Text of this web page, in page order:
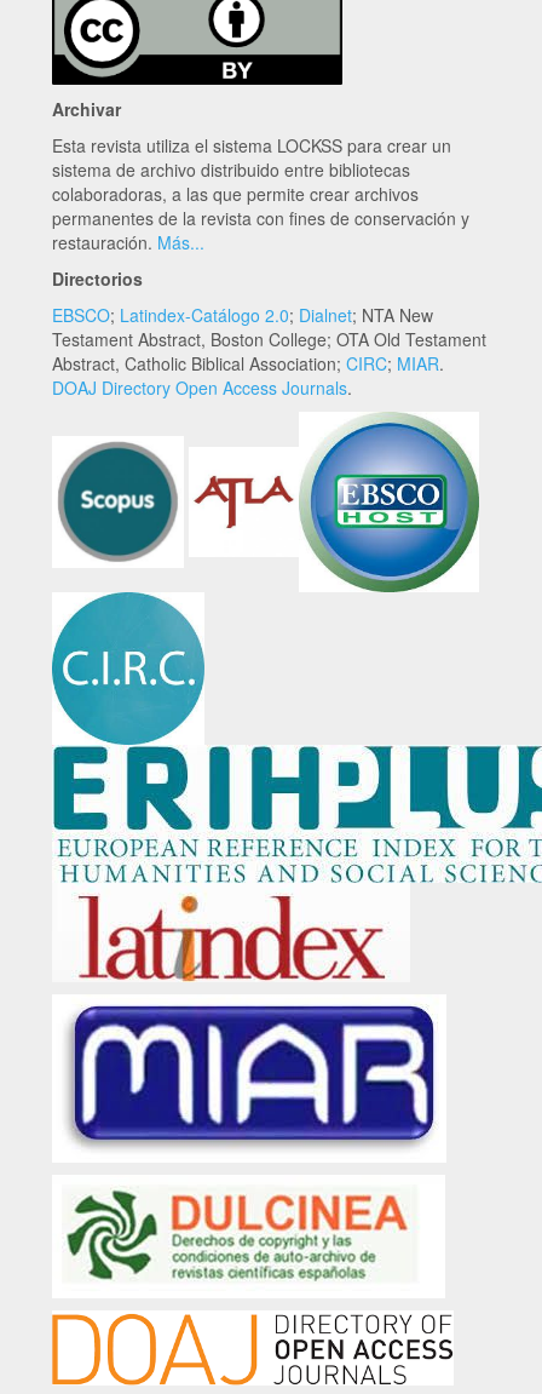
Archivar
Esta revista utiliza el sistema LOCKSS para crear un
sistema de archivo distribuido entre bibliotecas
colaboradoras, a las que permite crear archivos
permanentes de la revista con fines de conservación y
restauración. Más...
Directorios
EBSCO; Latindex-Catálogo 2.0; Dialnet; NTA New
Testament Abstract, Boston College; OTA Old Testament
Abstract, Catholic Biblical Association; CIRC; MIAR.
DOAJ Directory Open Access Journals.